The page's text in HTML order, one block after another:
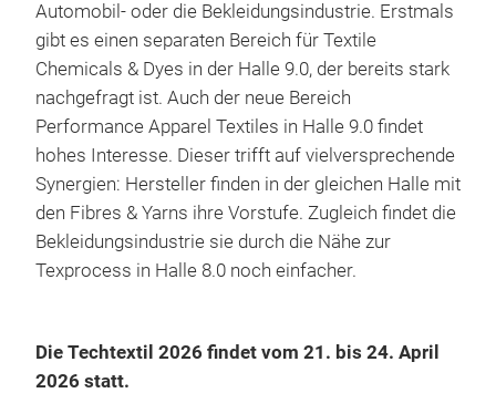
Automobil- oder die Bekleidungsindustrie. Erstmals
gibt es einen separaten Bereich für Textile
Chemicals & Dyes in der Halle 9.0, der bereits stark
nachgefragt ist. Auch der neue Bereich
Performance Apparel Textiles in Halle 9.0 findet
hohes Interesse. Dieser trifft auf vielversprechende
Synergien: Hersteller finden in der gleichen Halle mit
den Fibres & Yarns ihre Vorstufe. Zugleich findet die
Bekleidungsindustrie sie durch die Nähe zur
Texprocess in Halle 8.0 noch einfacher.
Die Techtextil 2026 findet vom 21. bis 24. April
2026 statt.